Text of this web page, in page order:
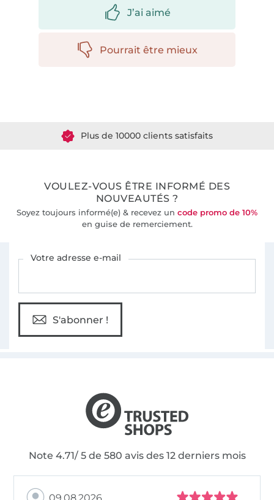
J’ai aimé
Pourrait être mieux
VOULEZ-VOUS ÊTRE INFORMÉ DES
NOUVEAUTÉS ?
Soyez toujours informé(e) & recevez un code promo de 10%
en guise de remerciement.
Votre adresse e-mail
S'abonner !
Note 4.71/ 5 de 580 avis des 12 derniers mois
09.08.2026